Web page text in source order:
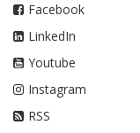
Facebook
LinkedIn
Youtube
Instagram
RSS